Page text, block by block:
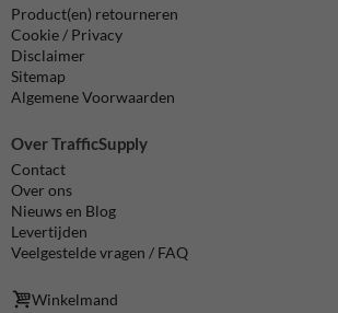
Product(en) retourneren
Cookie / Privacy
Disclaimer
Sitemap
Algemene Voorwaarden
Over TrafficSupply
Contact
Over ons
Nieuws en Blog
Levertijden
Veelgestelde vragen / FAQ
Winkelmand